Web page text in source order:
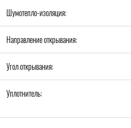
Шумотепло-изоляция:
Направление открывания:
Угол открывания:
Уплотнитель: